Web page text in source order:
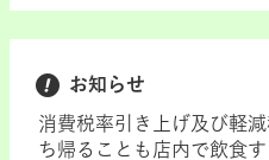
お知らせ
消費税率引き上げ及び軽
ち帰ることも店内で飲食